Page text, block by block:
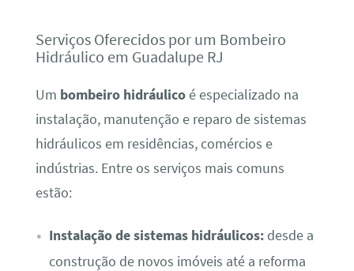
Serviços Oferecidos por um Bombeiro
Hidráulico em Guadalupe RJ
Um bombeiro hidráulicoé especializado na
instalação, manutenção e reparo de sistemas
hidráulicos em residências, comércios e
indústrias. Entre os serviços mais comuns
estão:
Instalação de sistemas hidráulicos:desde a
construção de novos imóveis até a reforma